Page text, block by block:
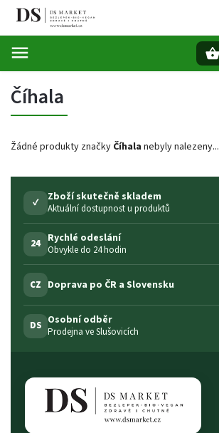
Číhala
Žádné produkty značky Číhala nebyly nalezeny...
✓ Zboží skutečně skladem
Aktuální dostupnost u produktů
24 Rychlé odeslání
Obvykle do 24 hodin
CZ Doprava po ČR a Slovensku
DS Osobní odběr
Prodejna ve Slušovicích